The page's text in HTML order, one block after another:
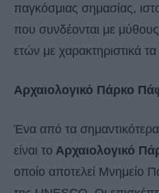
παγκόσμιας σημασίας,
που συνδέονται με
ετών με χαρακτηριστικά
Αρχαιολογικό Πάρκο
Ένα από τα
είναι το Αρχαιολογικό
οποίο αποτελεί Μνημείο